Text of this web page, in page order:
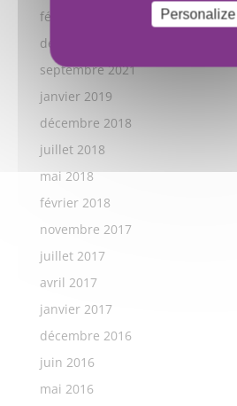
février 2022
décembre 2021
septembre 2021
janvier 2019
décembre 2018
juillet 2018
mai 2018
février 2018
novembre 2017
juillet 2017
avril 2017
janvier 2017
décembre 2016
juin 2016
mai 2016
Personalize